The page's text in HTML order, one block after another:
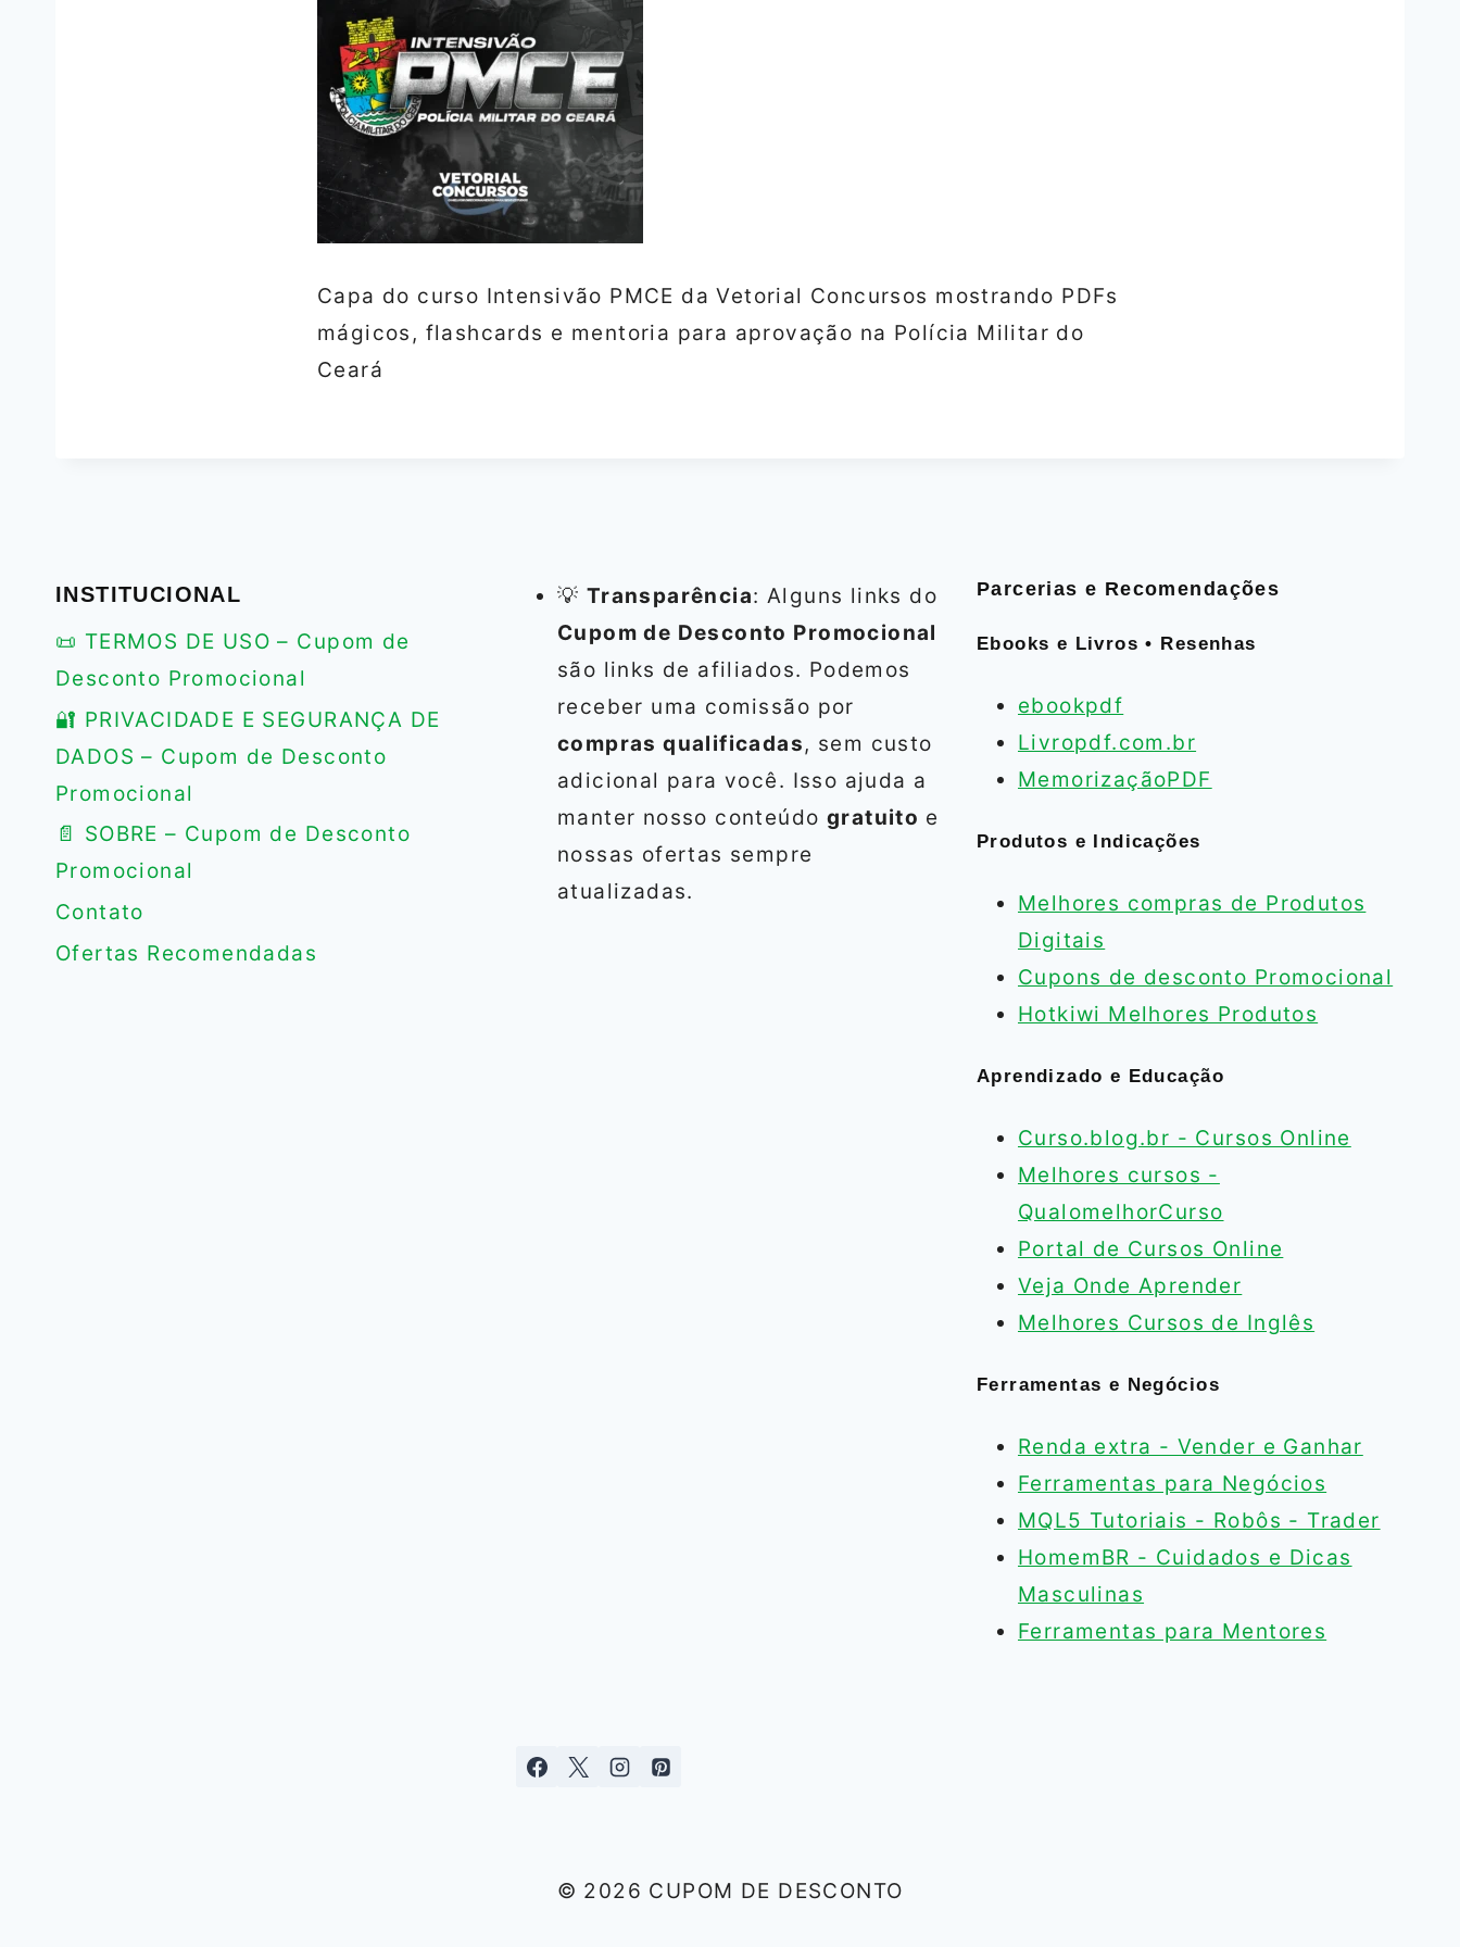
Capa do curso Intensivão PMCE da Vetorial Concursos mostrando PDFs
mágicos, flashcards e mentoria para aprovação na Polícia Militar do
Ceará
INSTITUCIONAL
📜 TERMOS DE USO – Cupom de
Desconto Promocional
🔐 PRIVACIDADE E SEGURANÇA DE
DADOS – Cupom de Desconto
Promocional
📄 SOBRE – Cupom de Desconto
Promocional
Contato
Ofertas Recomendadas
💡 Transparência: Alguns links do
Cupom de Desconto Promocional
são links de afiliados. Podemos
receber uma comissão por
compras qualificadas, sem custo
adicional para você. Isso ajuda a
manter nosso conteúdo gratuito e
nossas ofertas sempre
atualizadas.
Parcerias e Recomendações
Ebooks e Livros • Resenhas
ebookpdf
Livropdf.com.br
MemorizaçãoPDF
Produtos e Indicações
Melhores compras de Produtos
Digitais
Cupons de desconto Promocional
Hotkiwi Melhores Produtos
Aprendizado e Educação
Curso.blog.br - Cursos Online
Melhores cursos -
QualomelhorCurso
Portal de Cursos Online
Veja Onde Aprender
Melhores Cursos de Inglês
Ferramentas e Negócios
Renda extra - Vender e Ganhar
Ferramentas para Negócios
MQL5 Tutoriais - Robôs - Trader
HomemBR - Cuidados e Dicas
Masculinas
Ferramentas para Mentores
© 2026 CUPOM DE DESCONTO